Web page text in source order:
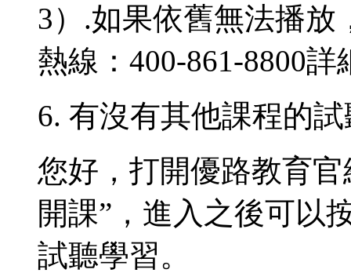
3）.如果依舊無法播
熱線：400-861-8800詳
6. 有沒有其他課程的
您好，打開優路教育
開課”，進入之後可以
試聽學習。